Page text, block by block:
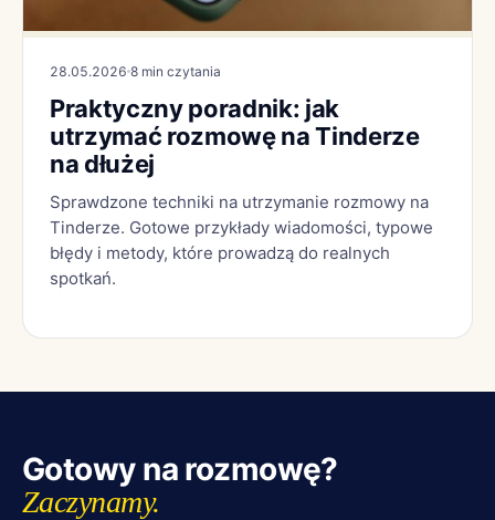
28.05.2026 8 min czytania
Praktyczny poradnik: jak
utrzymać rozmowę na Tinderze
na dłużej
Sprawdzone techniki na utrzymanie rozmowy na
Tinderze. Gotowe przykłady wiadomości, typowe
błędy i metody, które prowadzą do realnych
spotkań.
Gotowy na rozmowę?
Zaczynamy.